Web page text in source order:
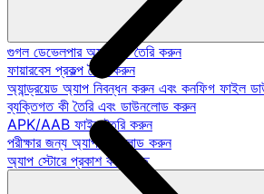
গুগল ডেভেলপার অ্যাকাউন্ট তৈরি করুন
ফায়ারবেস প্রকল্প তৈরি করুন
অ্যান্ড্রয়েড অ্যাপ নিবন্ধন করুন এবং কনফিগ ফাইল
ব্যক্তিগত কী তৈরি এবং ডাউনলোড করুন
APK/AAB ফাইল তৈরি করুন
পরীক্ষার জন্য অ্যাপ আপলোড করুন
অ্যাপ স্টোরে প্রকাশ করা হচ্ছে